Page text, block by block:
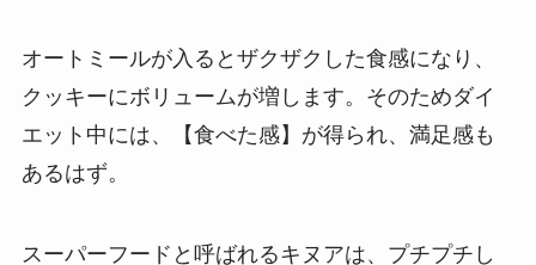
オートミールが入るとザクザクした食感になり、
クッキーにボリュームが増します。そのためダイ
エット中には、【食べた感】が得られ、満足感も
あるはず。
スーパーフードと呼ばれるキヌアは、プチプチし